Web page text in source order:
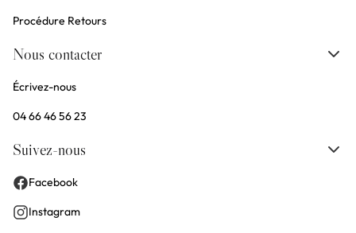
Procédure Retours
Nous contacter
Écrivez-nous
04 66 46 56 23
Suivez-nous
Facebook
Instagram